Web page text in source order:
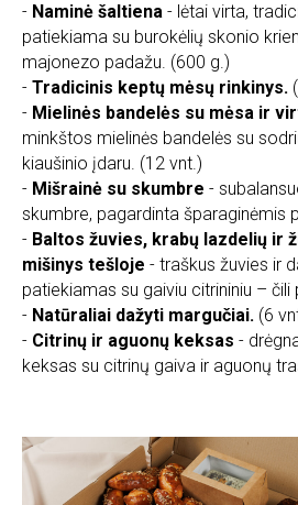
- Naminė šaltiena - lėtai virta,
patiekiama su burokėlių skonio
majonezo padažu. (600 g.)
- Tradicinis keptų mėsų rinkinys.
- Mielinės bandelės su mėsa ir
minkštos mielinės bandelės su
kiaušinio įdaru. (12 vnt.)
- Mišrainė su skumbre -
skumbre, pagardinta šparaginėmis
- Baltos žuvies, krabų lazdelių ir
mišinys tešloje - traškus žuvies ir
patiekiamas su gaiviu citrininiu – čili
- Natūraliai dažyti margučiai. (6
- Citrinų ir aguonų keksas -
keksas su citrinų gaiva ir aguonų